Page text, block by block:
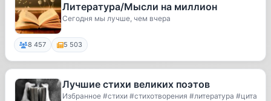
Литература/Мысли на миллион
Сегодня мы лучше, чем вчера
8 457 5 503
Лучшие стихи великих поэтов
Избранное #стихи #стихотворения #литература #цита